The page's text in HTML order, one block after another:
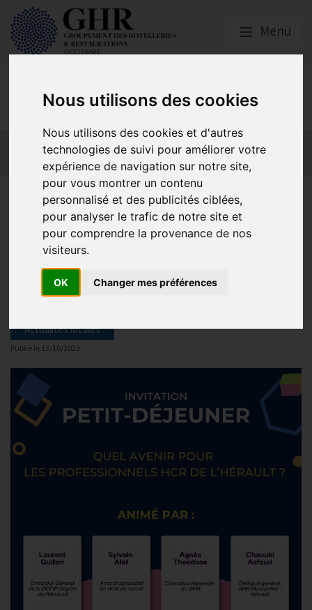
Nous utilisons des cookies
Nous utilisons des cookies et d'autres
technologies de suivi pour améliorer votre
expérience de navigation sur notre site,
pour vous montrer un contenu
personnalisé et des publicités ciblées,
pour analyser le trafic de notre site et
pour comprendre la provenance de nos
visiteurs.
OK Changer mes préférences
Menu
GHR OCCITANIE
Actualités Qui sommes nous ?
GHR National
Partenaires
Montpellier | Invitation PDJ
Quel avenir pour les
professionnels HCR de
l’Hérault ?
Actualités locales
Publié le 13/10/2023